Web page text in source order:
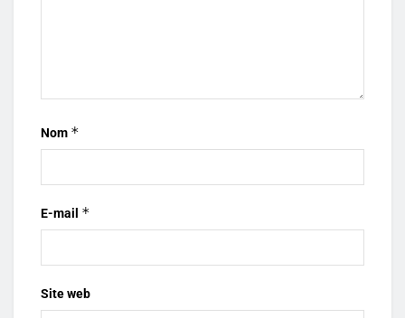
Nom *
E-mail *
Site web